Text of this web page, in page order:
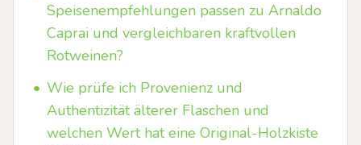
Speisenempfehlungen passen zu Arnaldo
Caprai und vergleichbaren kraftvollen
Rotweinen?
• Wie prüfe ich Provenienz und
Authentizität älterer Flaschen und
welchen Wert hat eine Original-Holzkiste